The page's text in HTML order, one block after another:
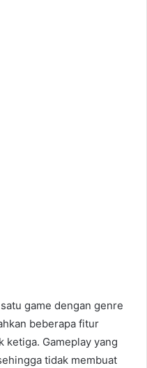
game dengan genre
beberapa fitur
ketiga. Gameplay yang
tidak membuat